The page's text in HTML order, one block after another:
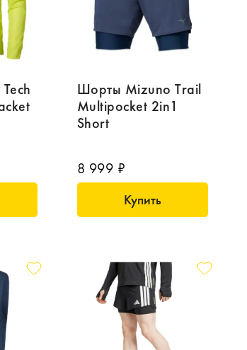
Шорты Mizuno Trail
Multipocket 2in1
Short
8 999 ₽
Купить